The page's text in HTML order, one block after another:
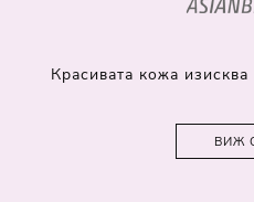
Красивата кожа
ВИЖ